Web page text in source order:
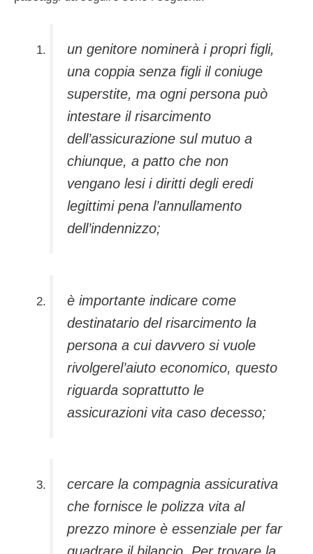
un genitore nominerà i propri figli,
una coppia senza figli il coniuge
superstite, ma ogni persona può
intestare il risarcimento
dell’assicurazione sul mutuo a
chiunque, a patto che non
vengano lesi i diritti degli eredi
legittimi pena l’annullamento
dell’indennizzo;
è importante indicare come
destinatario del risarcimento la
persona a cui davvero si vuole
rivolgerel’aiuto economico, questo
riguarda soprattutto le
assicurazioni vita caso decesso;
cercare la compagnia assicurativa
che fornisce le polizza vita al
prezzo minore è essenziale per far